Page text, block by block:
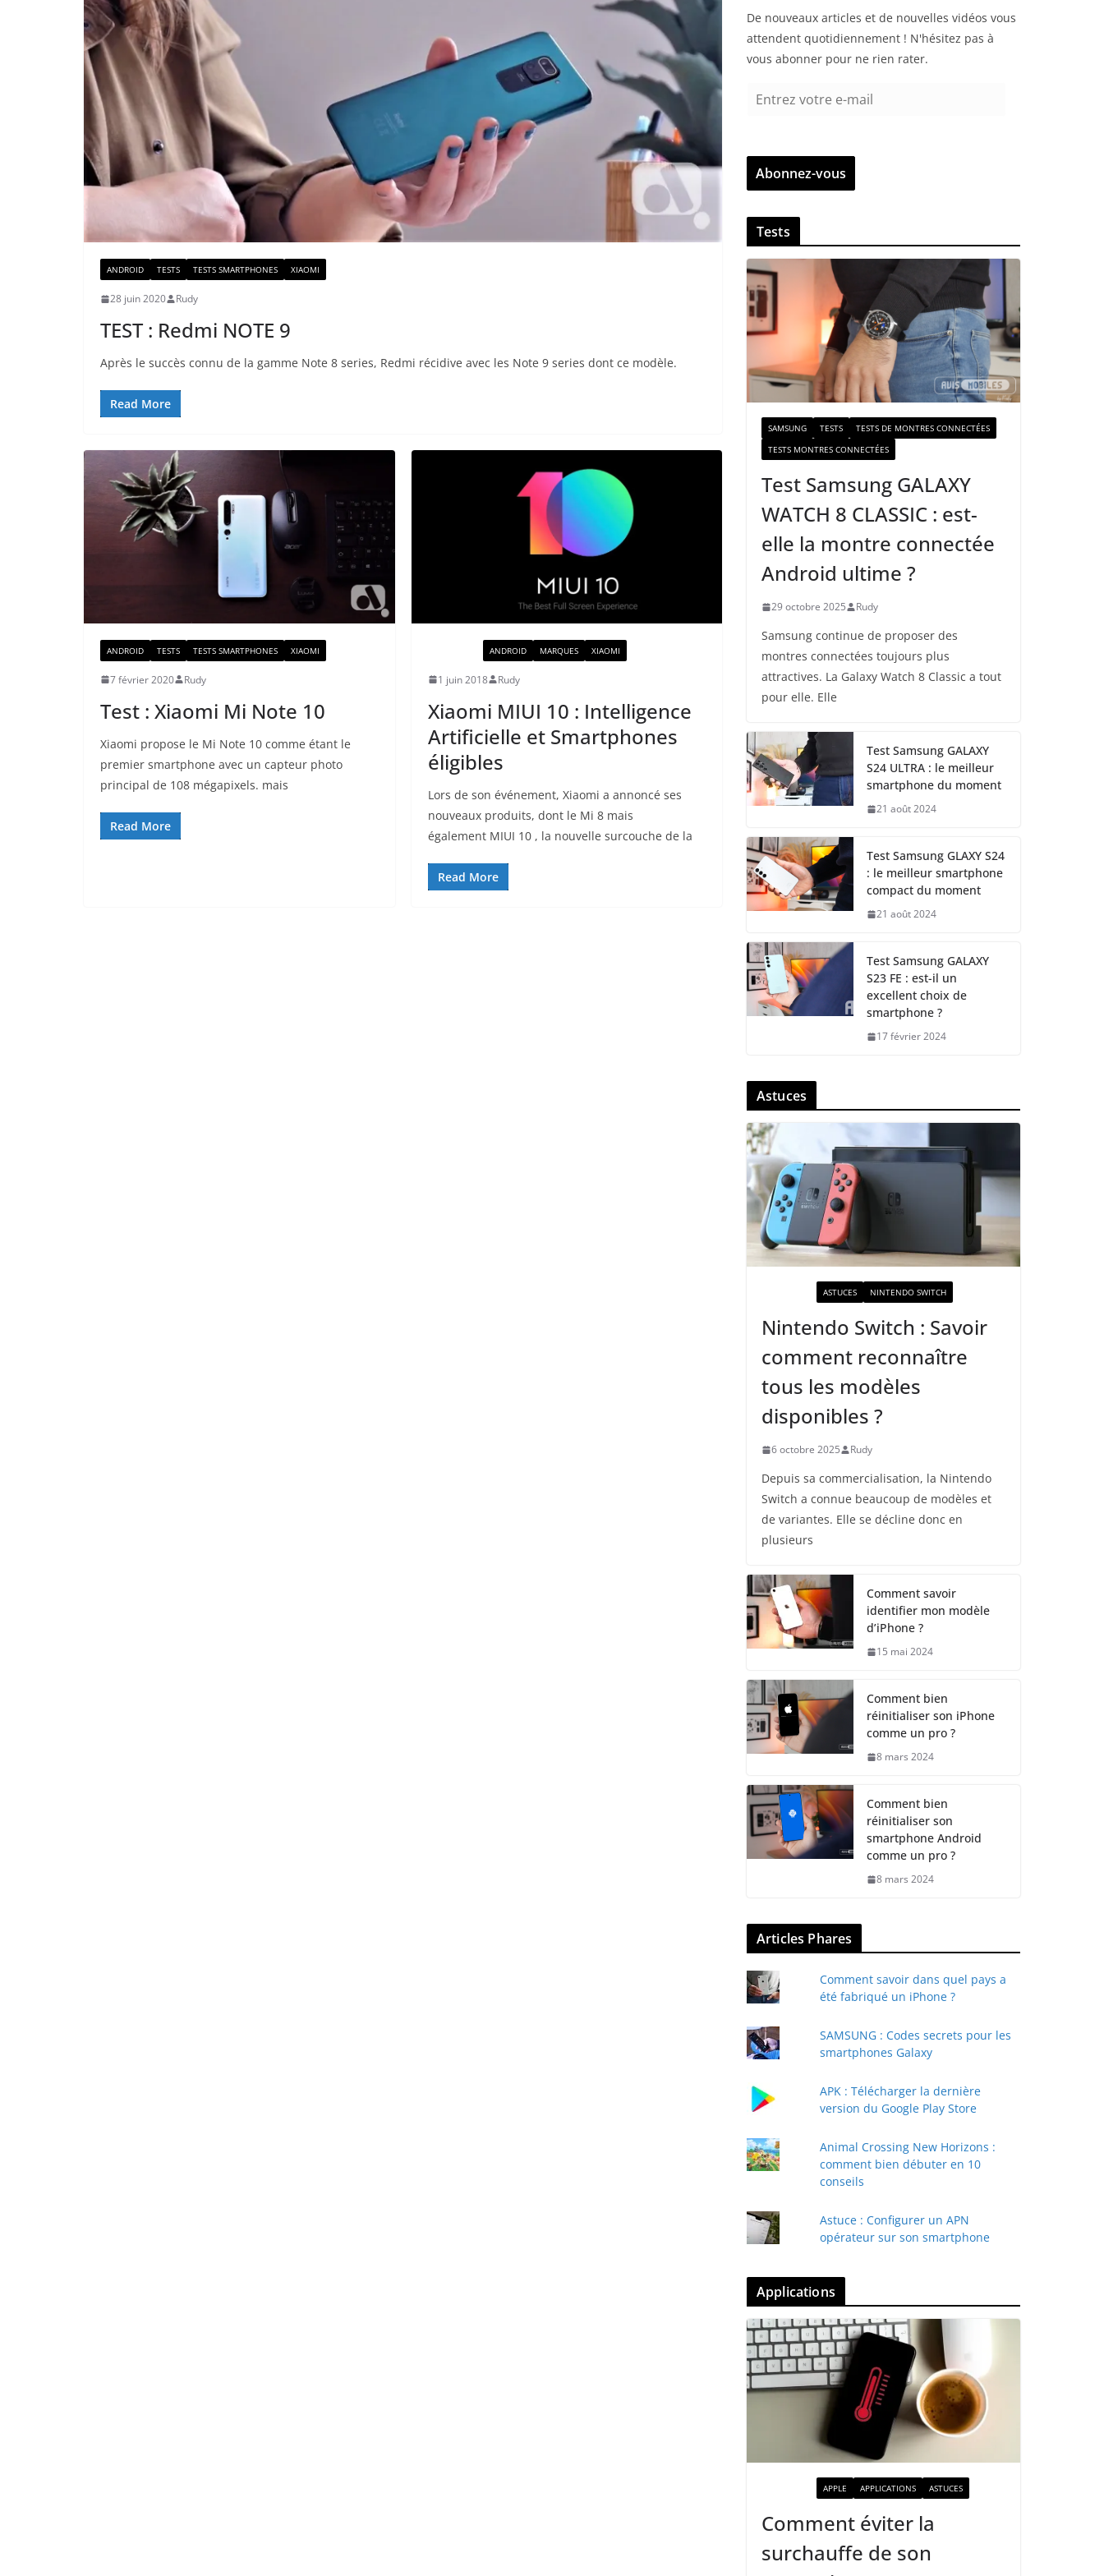
ANDROID TESTS TESTS SMARTPHONES XIAOMI
28 juin 2020 Rudy
TEST : Redmi NOTE 9
Après le succès connu de la gamme Note 8 series, Redmi récidive avec les Note 9 series dont ce modèle.
Read More
ANDROID TESTS TESTS SMARTPHONES XIAOMI
7 février 2020 Rudy
Test : Xiaomi Mi Note 10
Xiaomi propose le Mi Note 10 comme étant le
premier smartphone avec un capteur photo
principal de 108 mégapixels. mais
Read More
ANDROID MARQUES XIAOMI
1 juin 2018 Rudy
Xiaomi MIUI 10 : Intelligence
Artificielle et Smartphones
éligibles
Lors de son événement, Xiaomi a annoncé ses
nouveaux produits, dont le Mi 8 mais
également MIUI 10 , la nouvelle surcouche de la
Read More
De nouveaux articles et de nouvelles vidéos vous
attendent quotidiennement ! N'hésitez pas à
vous abonner pour ne rien rater.
r
z
v
t
r
e
e
-
a
i
Abonnez-vous
Tests
SAMSUNG TESTS
TESTS DE MONTRES CONNECTÉES
TESTS MONTRES CONNECTÉES
Test Samsung GALAXY
WATCH 8 CLASSIC : est-
elle la montre connectée
Android ultime ?
29 octobre 2025 Rudy
Samsung continue de proposer des
montres connectées toujours plus
attractives. La Galaxy Watch 8 Classic a tout
pour elle. Elle
Test Samsung GALAXY
S24 ULTRA : le meilleur
smartphone du moment
21 août 2024
Test Samsung GLAXY S24
: le meilleur smartphone
compact du moment
21 août 2024
Test Samsung GALAXY
S23 FE : est-il un
excellent choix de
smartphone ?
17 février 2024
Astuces
ASTUCES NINTENDO SWITCH
Nintendo Switch : Savoir
comment reconnaître
tous les modèles
disponibles ?
6 octobre 2025 Rudy
Depuis sa commercialisation, la Nintendo
Switch a connue beaucoup de modèles et
de variantes. Elle se décline donc en
plusieurs
Comment savoir
identifier mon modèle
d’iPhone ?
15 mai 2024
Comment bien
réinitialiser son iPhone
comme un pro ?
8 mars 2024
Comment bien
réinitialiser son
smartphone Android
comme un pro ?
8 mars 2024
Articles Phares
Comment savoir dans quel pays a
été fabriqué un iPhone ?
SAMSUNG : Codes secrets pour les
smartphones Galaxy
APK : Télécharger la dernière
version du Google Play Store
Animal Crossing New Horizons :
comment bien débuter en 10
conseils
Astuce : Configurer un APN
opérateur sur son smartphone
Applications
APPLE APPLICATIONS ASTUCES
Comment éviter la
surchauffe de son